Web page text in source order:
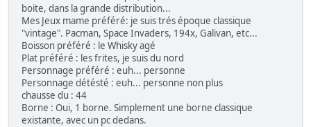
boite, dans la grande distribution...
Mes Jeux mame préféré: je suis trés époque classique
"vintage". Pacman, Space Invaders, 194x, Galivan, etc...
Boisson préféré : le Whisky agé
Plat préféré : les frites, je suis du nord
Personnage préféré : euh... personne
Personnage détésté : euh... personne non plus
chausse du : 44
Borne : Oui, 1 borne. Simplement une borne classique
existante, avec un pc dedans.